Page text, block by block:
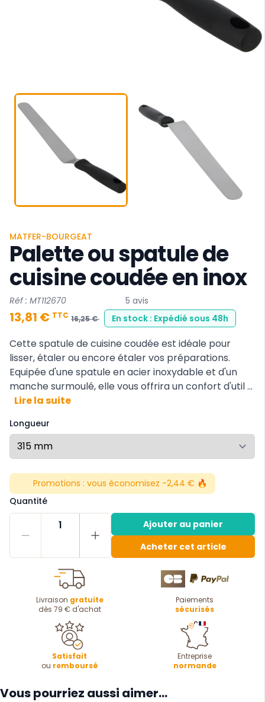
MATFER-BOURGEAT
Palette ou spatule de
cuisine coudée en inox
Réf : MT112670 5 avis
13,81 € TTC 16,25 € En stock : Expédié sous 48h
Cette spatule de cuisine coudée est idéale pour
lisser, étaler ou encore étaler vos préparations.
Equipée d'une spatule en acier inoxydable et d'un
manche surmoulé, elle vous offrira un confort d'util ...
Lire la suite
Longueur
Promotions : vous économisez -2,44 € 🔥
Quantité
1
Ajouter au panier
Acheter cet article
Livraison gratuite
dès 79 € d'achat
Paiements
sécurisés
Satisfait
ou remboursé
Entreprise
normande
Vous pourriez aussi aimer...